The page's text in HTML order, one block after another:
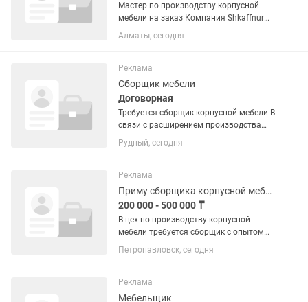
Мастер по производству корпусной
мебели на заказ Компания Shkaffnur
(20 лет на рынке) приглашает в
команду опытных мастеров по
вы хотите работать в стабильной...
Алматы, сегодня
Реклама
Сборщик мебели
Договорная
Требуется сборщик корпусной мебели В
связи с расширением производства
приглашаем в нашу команду сборщика
корпусной мебели. Обязанности:
и спецификациям. ...
Рудный, сегодня
Реклама
Приму сборщика корпусной мебели!
200 000 - 500 000 ₸
В цех по производству корпусной
мебели требуется сборщик с опытом
работы. Работа стабильная, работаем
пятидневка, сборщики у нас
пилят, кромят, сверлят, грузят,...
Петропавловск, сегодня
Реклама
Мебельщик